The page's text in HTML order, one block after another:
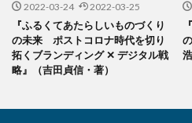
2022-03-24 2022-03-25
『ふるくてあたらしいものづくり
の未来 ポストコロナ時代を切り
拓くブランディング ✕ デジタル戦
略』（吉田貞信・著）